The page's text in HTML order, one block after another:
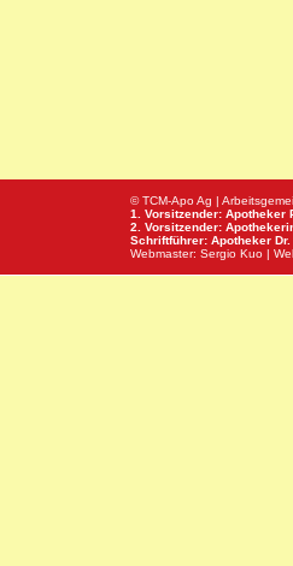
© TCM-Apo Ag |
1. Vorsitzender: Apotheker
2. Vorsitzender:
Schriftführer: Apotheker Dr.
Webmaster: Sergio Kuo |